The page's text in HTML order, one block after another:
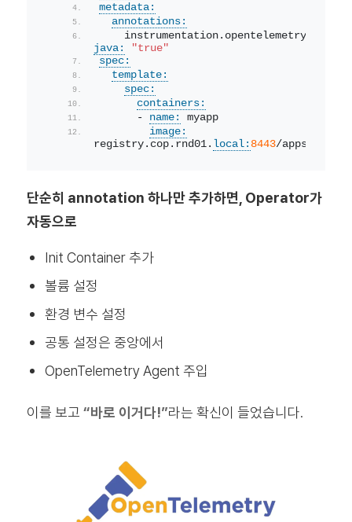
metadata:
annotations:
    instrumentation.opentelemetry.io/
java:
"true"
spec:
template:
spec:
containers:
      -
name:
myapp
image:
registry.cop.rnd01. local: 8443/apps/
단순히 annotation 하나만 추가하면, Operator가
자동으로
Init Container 추가
볼륨 설정
환경 변수 설정
공통 설정은 중앙에서
OpenTelemetry Agent 주입
이를 보고 “바로 이거다!”라는 확신이 들었습니다.